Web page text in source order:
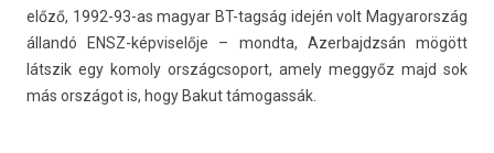
előző, 1992-93-as magyar BT-tagság idején volt Magyarország
állandó ENSZ-képviselője – mondta, Azer­bajdzsán mögött
látszik egy komo­ly országcsoport, amely meggyőz majd sok
más országot is, hogy Bakut támogas­sák.